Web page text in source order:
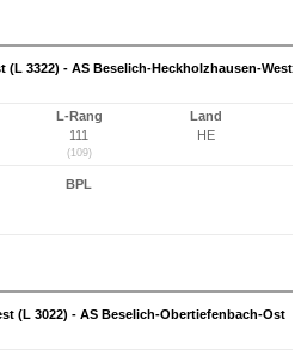
(L 3322) - AS Beselich-Heckholzhausen-West
L-Rang
111
(109)
Land
HE
BPL
(L 3022) - AS Beselich-Obertiefenbach-Ost